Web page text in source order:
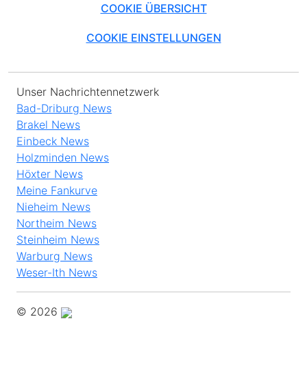
COOKIE ÜBERSICHT
COOKIE EINSTELLUNGEN
Unser Nachrichtennetzwerk
Bad-Driburg News
Brakel News
Einbeck News
Holzminden News
Höxter News
Meine Fankurve
Nieheim News
Northeim News
Steinheim News
Warburg News
Weser-Ith News
© 2026